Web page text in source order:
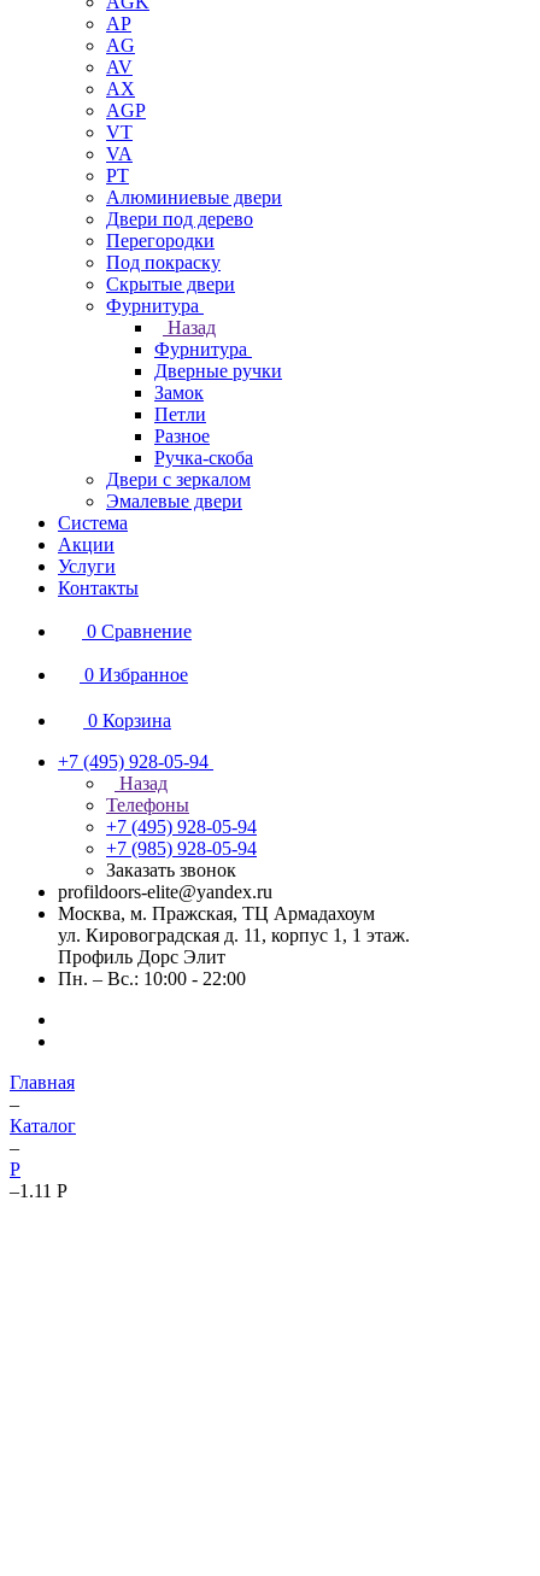
AP
AG
AV
AX
AGP
VT
VA
PT
Алюминиевые двери
Двери под дерево
Перегородки
Под покраску
Скрытые двери
Фурнитура
Назад
Фурнитура
Дверные ручки
Замок
Петли
Разное
Ручка-скоба
Двери с зеркалом
Эмалевые двери
Система
Акции
Услуги
Контакты
0 Сравнение
0 Избранное
0 Корзина
+7 (495) 928-05-94
Назад
Телефоны
+7 (495) 928-05-94
+7 (985) 928-05-94
Заказать звонок
profildoors-elite@yandex.ru
Москва, м. Пражская, ТЦ Армадахоум
ул. Кировоградская д. 11, корпус 1, 1 этаж.
Профиль Дорс Элит
Пн. – Вс.: 10:00 - 22:00
Главная
–
Каталог
–
P
–1.11 P